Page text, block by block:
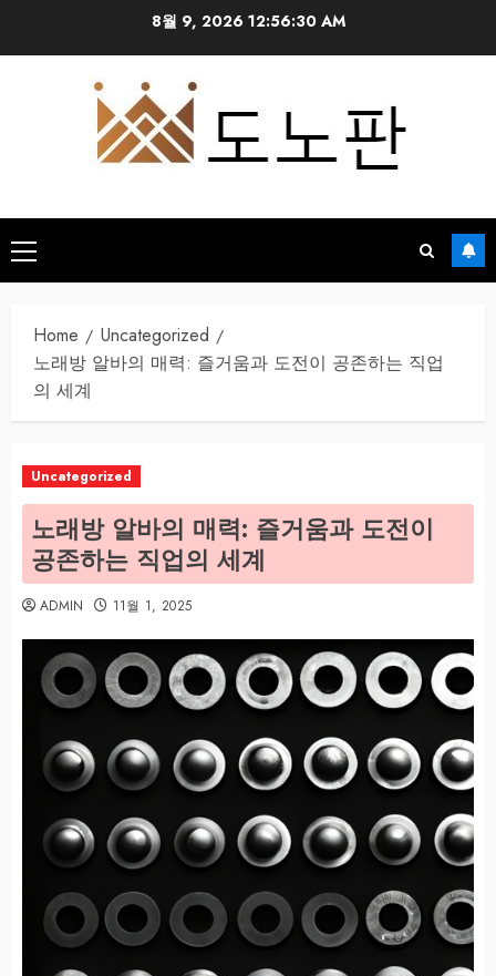
8월 9, 202612:56:31 AM
Primary
Menu
Home
Uncategorized
노래방 알바의 매력: 즐거움과 도전이 공존하는 직업
의 세계
Uncategorized
노래방 알바의 매력: 즐거움과 도전이
공존하는 직업의 세계
ADMIN 11월 1, 2025